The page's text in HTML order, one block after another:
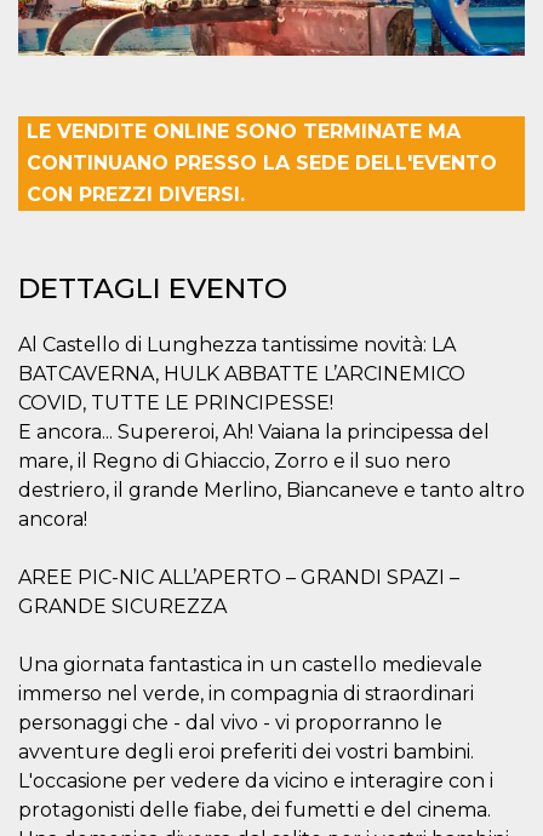
LE VENDITE ONLINE SONO TERMINATE MA
CONTINUANO PRESSO LA SEDE DELL'EVENTO
CON PREZZI DIVERSI.
DETTAGLI EVENTO
Al Castello di Lunghezza tantissime novità: LA
BATCAVERNA, HULK ABBATTE L’ARCINEMICO
COVID, TUTTE LE PRINCIPESSE!
E ancora... Supereroi, Ah! Vaiana la principessa del
mare, il Regno di Ghiaccio, Zorro e il suo nero
destriero, il grande Merlino, Biancaneve e tanto altro
ancora!
AREE PIC-NIC ALL’APERTO – GRANDI SPAZI –
GRANDE SICUREZZA
Una giornata fantastica in un castello medievale
immerso nel verde, in compagnia di straordinari
personaggi che - dal vivo - vi proporranno le
avventure degli eroi preferiti dei vostri bambini.
L'occasione per vedere da vicino e interagire con i
protagonisti delle fiabe, dei fumetti e del cinema.
CookieScriptConsent
CookieScript
oooh.events
4
settimane
2 giorni
Questo cookie
viene utilizzato
dal servizio
preferenze di
consenso sui
cookie dei
banner dei
Storage declaration
Storage
type
fbssls_314278995690155
Session
storage
wpEmojiSettingsSupports
Session
storage
Nome
Provider /
Dominio
Scadenza Descrizione
Meta
Platform Inc.
settimane
2 giorni
utente. Può
essere di